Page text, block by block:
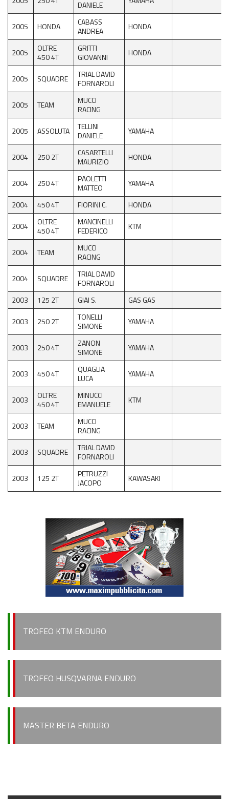
DANIELE
2005 HONDA
CABASS
ANDREA
HONDA
2005
OLTRE
450 4T
GRITTI
GIOVANNI
HONDA
2005 SQUADRE
TRIAL DAVID
FORNAROLI
2005
TEAM
MUCCI
RACING
2005
ASSOLUTA
TELLINI
DANIELE
YAMAHA
2004 250 2T
CASARTELLI
MAURIZIO
HONDA
2004 250 4T
PAOLETTI
MATTEO
YAMAHA
2004
450 4T FIORINI C.
HONDA
2004
OLTRE
450 4T
MANCINELLI
FEDERICO
KTM
2004 TEAM
MUCCI
RACING
2004
SQUADRE
TRIAL DAVID
FORNAROLI
2003
125 2T GIAI S.
GAS GAS
2003
250 2T
TONELLI
SIMONE
YAMAHA
2003 250 4T
ZANON
SIMONE
YAMAHA
2003 450 4T
QUAGLIA
LUCA
YAMAHA
2003
OLTRE
450 4T
MINUCCI
EMANUELE
KTM
2003 TEAM
MUCCI
RACING
2003
SQUADRE
TRIAL DAVID
FORNAROLI
2003
125 2T
PETRUZZI
JACOPO
KAWASAKI
TROFEO KTM ENDURO
TROFEO HUSQVARNA ENDURO
MASTER BETA ENDURO